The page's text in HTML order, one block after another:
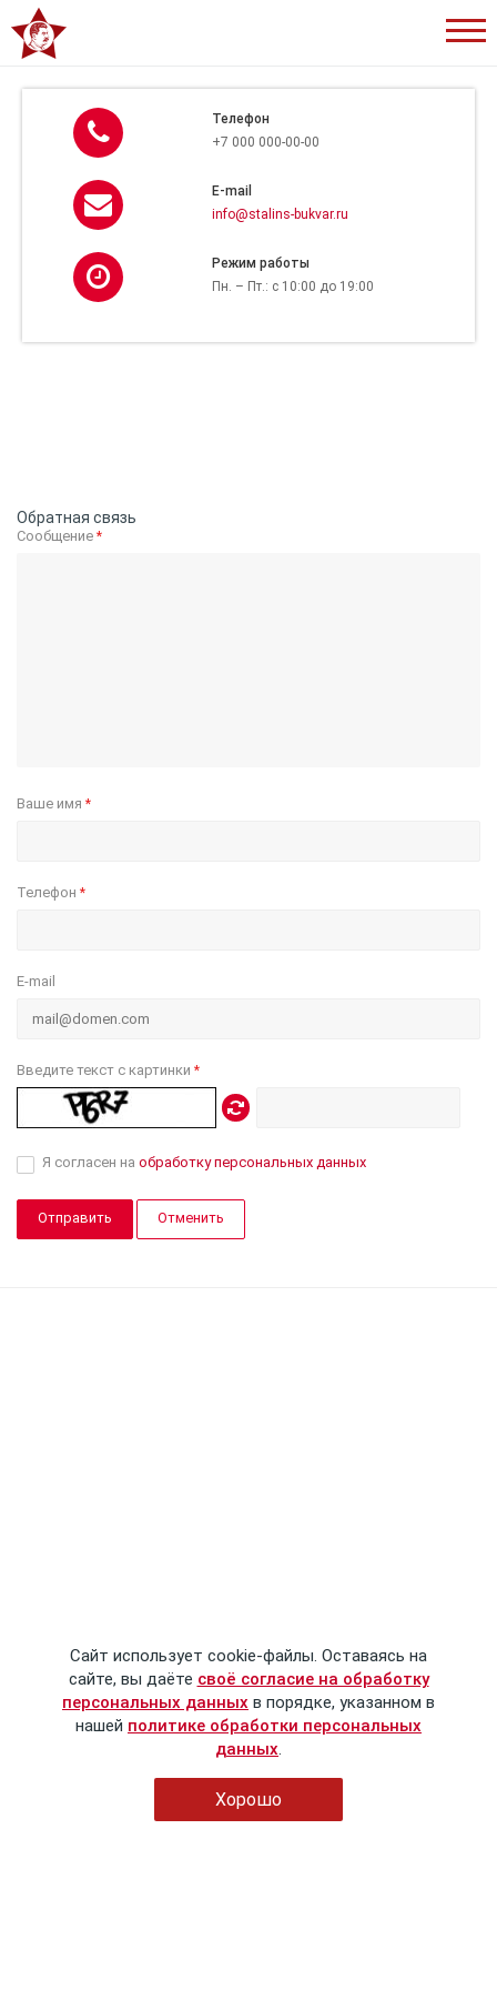
букварь
Телефон
+7 000 000-00-00
E-mail
info@stalins-bukvar.ru
Режим работы
Пн. – Пт.: с 10:00 до 19:00
Обратная связь
Сообщение *
Ваше имя *
Телефон *
E-mail
Введите текст с картинки *
Я согласен на обработку персональных данных
Отменить
Сайт использует cookie-файлы. Оставаясь на
сайте, вы даёте своё согласие на обработку
персональных данных в порядке, указанном в
нашей политике обработки персональных
данных.
Хорошо